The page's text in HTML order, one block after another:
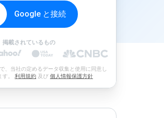
Google と接続
掲載されているもの
、当社の定めるデータ収集と使用に同意し
す。 利用規約 及び 個人情報保護方針